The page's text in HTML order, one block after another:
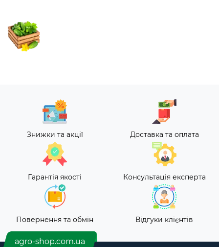
Знижки та акції Доставка та оплата
Гарантія якості Консультація експерта
Повернення та обмін Відгуки клієнтів
agro-shop.com.ua